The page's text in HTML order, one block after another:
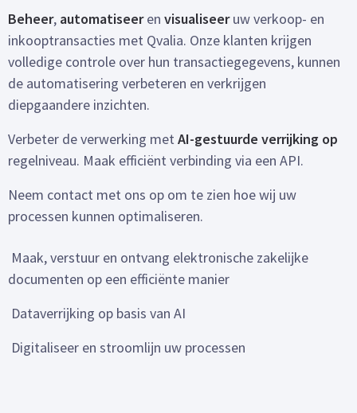
Beheer, automatiseeren visualiseeruw verkoop- en
inkooptransacties met Qvalia. Onze klanten krijgen
volledige controle over hun transactiegegevens, kunnen
de automatisering verbeteren en verkrijgen
diepgaandere inzichten.
Verbeter de verwerking met AI-gestuurde verrijking op
regelniveau. Maak efficiënt verbinding via een API.
Neem contact met ons op om te zien hoe wij uw
processen kunnen optimaliseren.
Maak, verstuur en ontvang elektronische zakelijke
documenten op een efficiënte manier
Dataverrijking op basis van AI
Digitaliseer en stroomlijn uw processen